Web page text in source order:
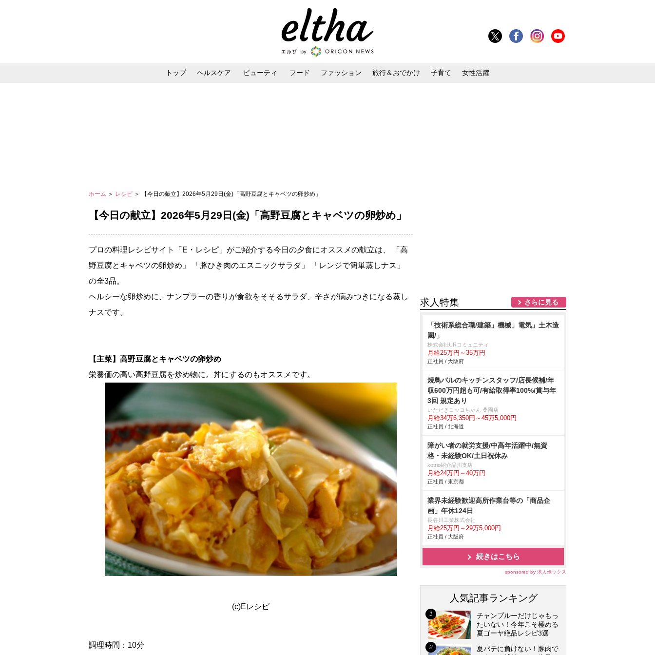
トップ ヘルスケア ビューティ フード ファッション 旅行＆おでかけ 子育て 女性活躍
ホーム ＞ レシピ ＞ 【今日の献立】2026年5月29日(金)「高野豆腐とキャベツの卵炒め」
【今日の献立】2026年5月29日(金)「高野豆腐とキャベツの卵炒め」
プロの料理レシピサイト「E・レシピ」がご紹介する今日の夕食にオススメの献立は、 「高
野豆腐とキャベツの卵炒め」 「豚ひき肉のエスニックサラダ」 「レンジで簡単蒸しナス」
の全3品。
ヘルシーな卵炒めに、ナンプラーの香りが食欲をそそるサラダ、辛さが病みつきになる蒸し
ナスです。
【主菜】高野豆腐とキャベツの卵炒め
栄養価の高い高野豆腐を炒め物に。丼にするのもオススメです。
(c)Eレシピ
調理時間：10分
求人特集 さらに見る
「技術系総合職/建築」機械」電気」土木造
園/」
株式会社URコミュニティ
月給25万円～35万円
正社員 / 大阪府
焼鳥バルのキッチンスタッフ/店長候補/年
収600万円超も可/有給取得率100%/賞与年
3回 規定あり
いただきコッコちゃん 桑園店
月給34万6,350円～45万5,000円
正社員 / 北海道
障がい者の就労支援/中高年活躍中/無資
格・未経験OK/土日祝休み
kotrio紹介品川支店
月給24万円～40万円
正社員 / 東京都
業界未経験歓迎高所作業台等の「商品企
画」年休124日
長谷川工業株式会社
月給25万円～29万5,000円
正社員 / 大阪府
続きはこちら
sponsored by 求人ボックス
人気記事ランキング
チャンプルーだけじゃもっ
たいない！今年こそ極める
夏ゴーヤ絶品レシピ3選
夏バテに負けない！豚肉で